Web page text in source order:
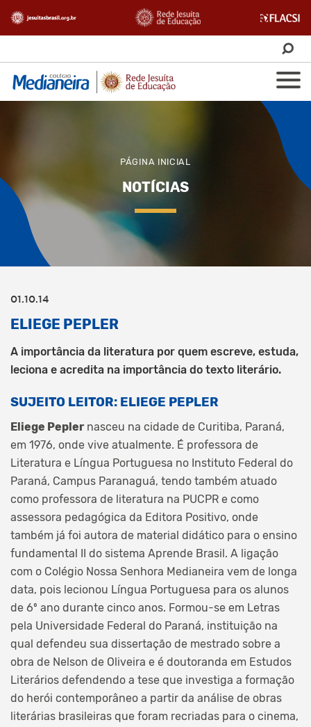
PÁGINA INICIAL
NOTÍCIAS
01.10.14
ELIEGE PEPLER
A importância da literatura por quem escreve, estuda,
leciona e acredita na importância do texto literário.
SUJEITO LEITOR: ELIEGE PEPLER
Eliege Peplernasceu na cidade de Curitiba, Paraná,
em 1976, onde vive atualmente. É professora de
Literatura e Língua Portuguesa no Instituto Federal do
Paraná, Campus Paranaguá, tendo também atuado
como professora de literatura na PUCPR e como
assessora pedagógica da Editora Positivo, onde
também já foi autora de material didático para o ensino
fundamental II do sistema Aprende Brasil. A ligação
com o Colégio Nossa Senhora Medianeira vem de longa
data, pois lecionou Língua Portuguesa para os alunos
de 6º ano durante cinco anos. Formou-se em Letras
pela Universidade Federal do Paraná, instituição na
qual defendeu sua dissertação de mestrado sobre a
obra de Nelson de Oliveira e é doutoranda em Estudos
Literários defendendo a tese que investiga a formação
do herói contemporâneo a partir da análise de obras
literárias brasileiras que foram recriadas para o cinema,